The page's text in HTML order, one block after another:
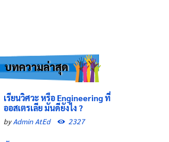
บทความล่าสุด
เรียนวิศวะ หรือ Engineering ที่
ออสเตรเลีย มันดียังไง ?
byAdmin AtEd 2327